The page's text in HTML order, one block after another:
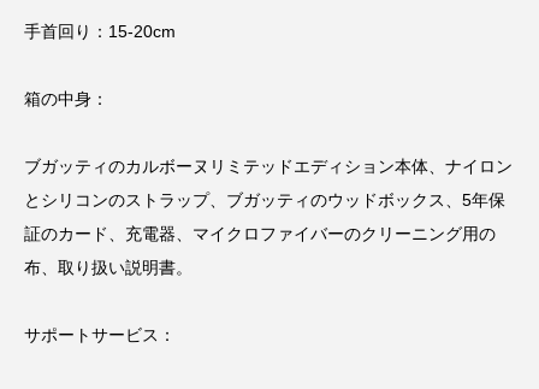
手首回り：15-20cm
箱の中身：
ブガッティのカルボーヌリミテッドエディション本体、ナイロン
とシリコンのストラップ、ブガッティのウッドボックス、5年保
証のカード、充電器、マイクロファイバーのクリーニング用の
布、取り扱い説明書。
サポートサービス：